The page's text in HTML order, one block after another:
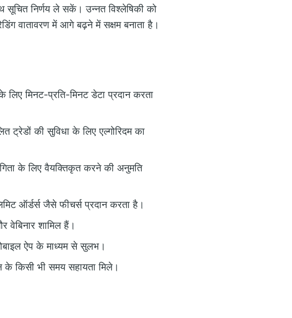
निर्णय ले सकें। उन्नत विश्लेषिकी को
वातावरण में आगे बढ़ने में सक्षम बनाता है।
लिए मिनट-प्रति-मिनट डेटा प्रदान करता
ट्रेडों की सुविधा के लिए एल्गोरिदम का
के लिए वैयक्तिकृत करने की अनुमति
ऑर्डर्स जैसे फीचर्स प्रदान करता है।
वेबिनार शामिल हैं।
ऐप के माध्यम से सुलभ।
के किसी भी समय सहायता मिले।